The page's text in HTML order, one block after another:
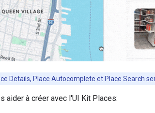
Details, Place Autocomplete et Place Search
aider à créer avec l'UI Kit Places: